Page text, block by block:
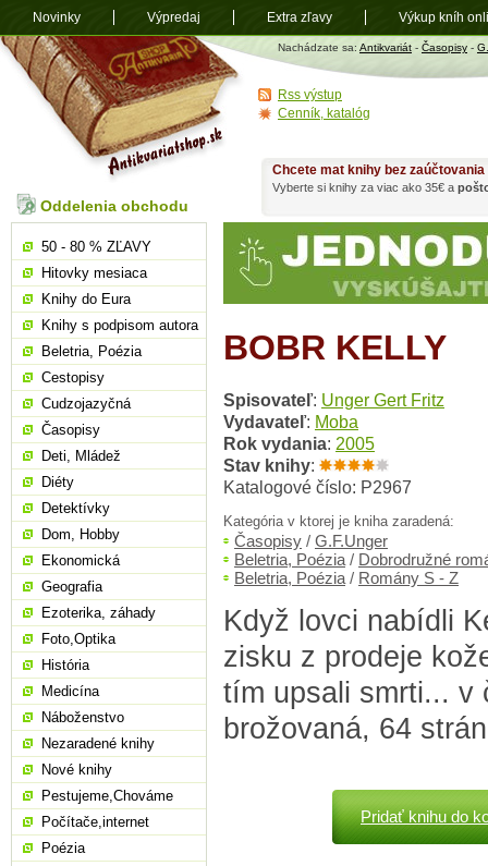
Antikvariát
shop.sk
Nachádzate sa: Antikvariát - Časopisy -
BOBR KELLY
Spisovateľ: Unger Gert Fritz
Vydavateľ: Moba
Rok vydania: 2005
Stav knihy:
Katalogové číslo: P2967
Kategória v ktorej je kniha zaradená:
Časopisy / G.F.Unger
Beletria, Poézia / Dobrodružné
Beletria, Poézia / Romány S - Z
Když lovci nabídli
zisku z prodeje
tím upsali smrti... v
brožovaná, 64 strán
Pridať knihu do
Chcete mat knihy bez
Vyberte si knihy za viac ako 35€ a
Oddelenia obchodu
50 - 80 % ZĽAVY
Hitovky mesiaca
Knihy do Eura
Knihy s podpisom autora
Beletria, Poézia
Cestopisy
Cudzojazyčná
Časopisy
Deti, Mládež
Diéty
Detektívky
Dom, Hobby
Ekonomická
Geografia
Ezoterika, záhady
Foto,Optika
História
Medicína
Náboženstvo
Nezaradené knihy
Nové knihy
Pestujeme,Chováme
Počítače,internet
Poézia
Rss výstup
Cenník, katalóg
Novinky Výpredaj Extra zľavy Výkup kníh